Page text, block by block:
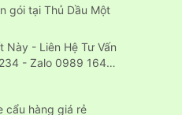
gói tại Thủ Dầu Một
Này - Liên Hệ Tư Vấn
- Zalo 0989 164…